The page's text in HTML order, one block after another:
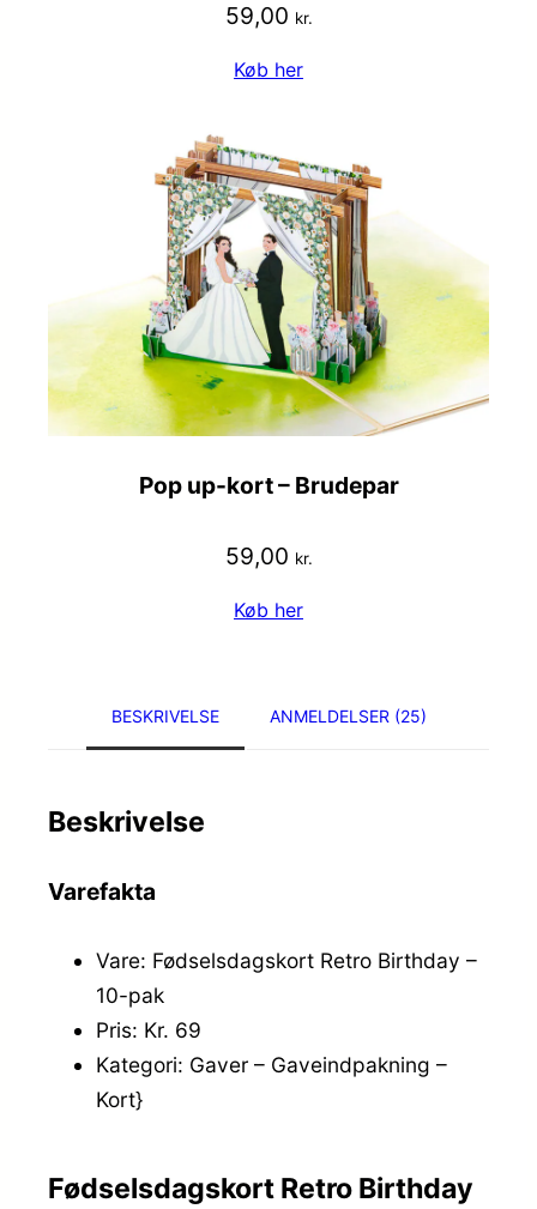
59,00 kr.
Køb her
Pop up-kort – Brudepar
59,00 kr.
Køb her
BESKRIVELSE ANMELDELSER (25)
Beskrivelse
Varefakta
Vare: Fødselsdagskort Retro Birthday –
10-pak
Pris: Kr. 69
Kategori: Gaver – Gaveindpakning –
Kort}
Fødselsdagskort Retro Birthday